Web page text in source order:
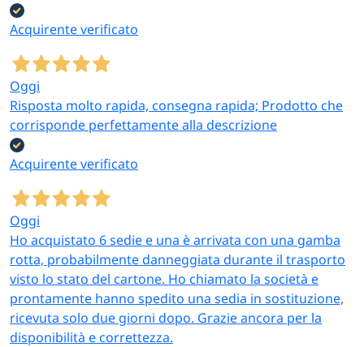
Acquirente verificato
Oggi
Risposta molto rapida, consegna rapida; Prodotto che
corrisponde perfettamente alla descrizione
Acquirente verificato
Oggi
Ho acquistato 6 sedie e una è arrivata con una gamba
rotta, probabilmente danneggiata durante il trasporto
visto lo stato del cartone. Ho chiamato la società e
prontamente hanno spedito una sedia in sostituzione,
ricevuta solo due giorni dopo. Grazie ancora per la
disponibilità e correttezza.